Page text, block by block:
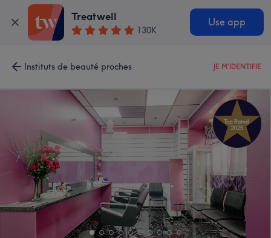
Treatwell
130K
Use app
Instituts de beauté proches JE M'IDENTIFIE